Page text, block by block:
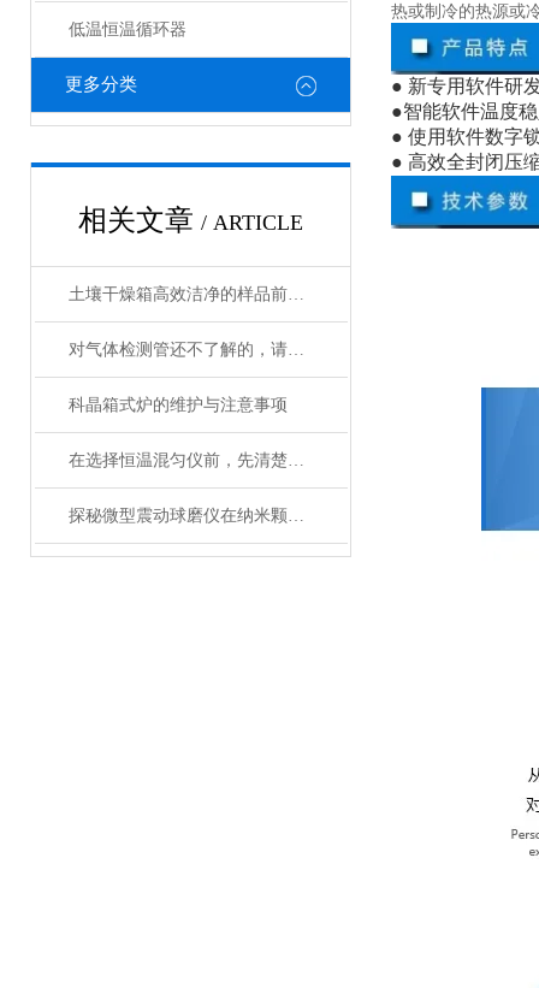
低温恒温循环器
更多分类
相关文章 / ARTICLE
土壤干燥箱高效洁净的样品前处理设备
对气体检测管还不了解的，请看这里！
科晶箱式炉的维护与注意事项
在选择恒温混匀仪前，先清楚实验的需求
探秘微型震动球磨仪在纳米颗粒制备中的关键作用
热或制冷的热源或
● 新专用软件研
●智能软件温度
● 使用软件数字
● 高效全封闭压